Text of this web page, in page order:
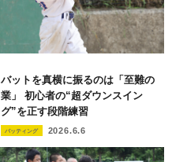
バットを真横に振るのは「至難の
業」 初心者の“超ダウンスイン
グ”を正す段階練習
バッティング 2026.6.6